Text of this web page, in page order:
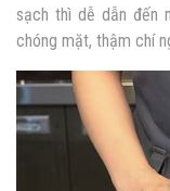
sạch thì dễ dẫn đến
chóng mặt, thậm chí